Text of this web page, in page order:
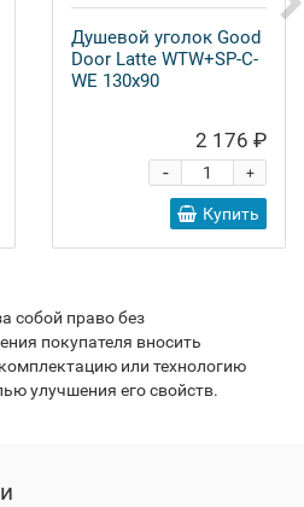
Душевой уголок Good
Door Latte WTW+SP-C-
WE 130x90
2 176 ₽
+
-
Купить
собой право без
покупателя вносить
или технологию
улучшения его свойств.